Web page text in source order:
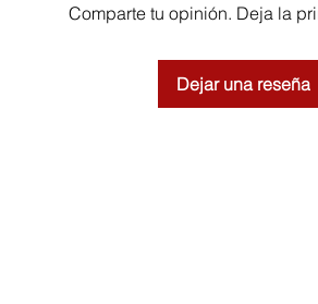
Comparte tu opinión. Deja la
Dejar una reseña